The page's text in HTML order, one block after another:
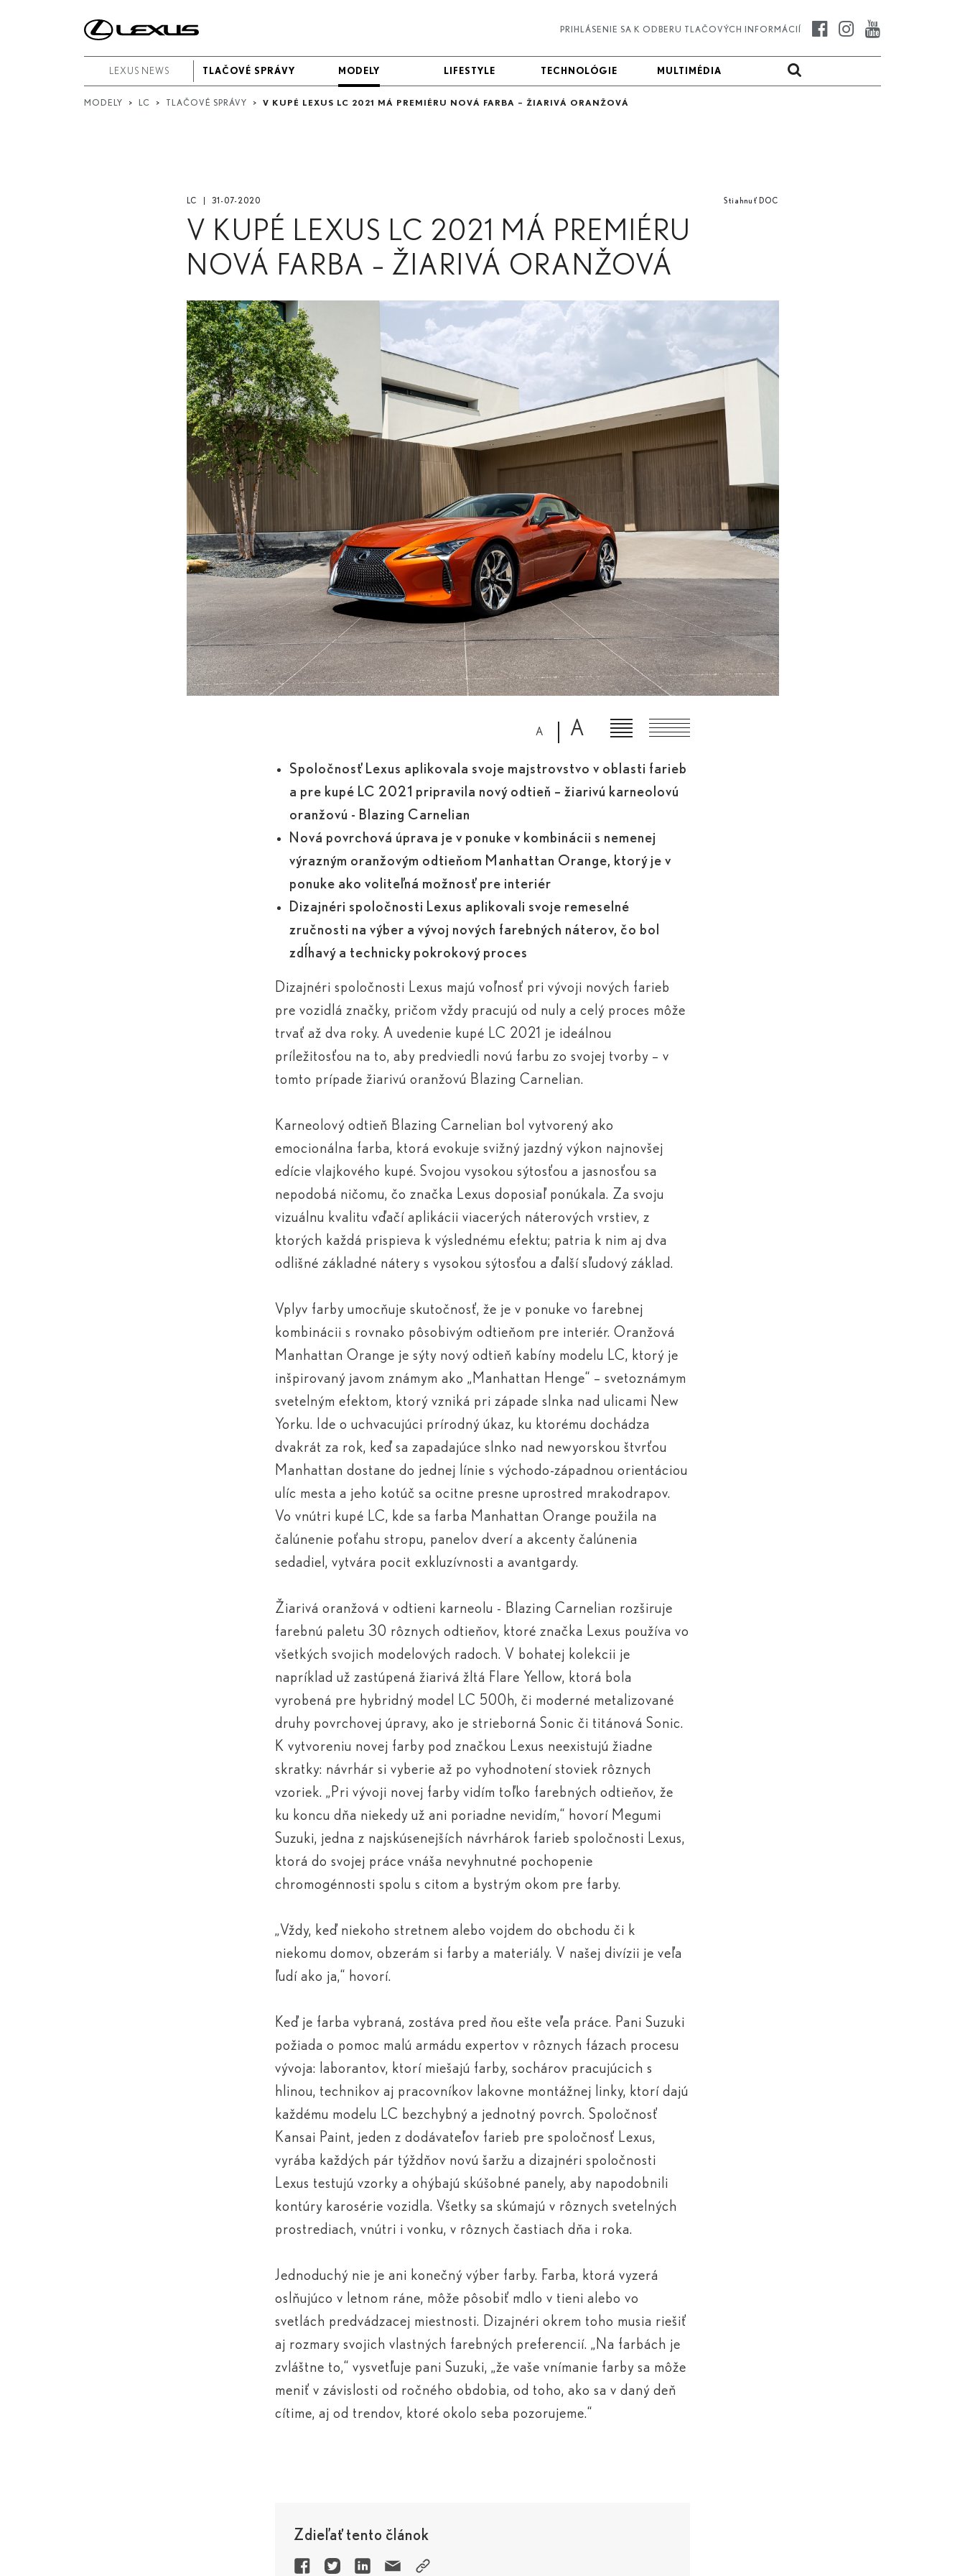
LEXUS NEWS TLAČOVÉ SPRÁVY MODELY LIFESTYLE TECHNOLÓGIE MULTIMÉDIA
PRIHLÁSENIE SA K ODBERU TLAČOVÝCH INFORMÁCIÍ
LEXUS NEWS TLAČOVÉ SPRÁVY MODELY LIFESTYLE TECHNOLÓGIE MULTIMÉDIA
MODELY > LC > TLAČOVÉ SPRÁVY > V KUPÉ LEXUS LC 2021 MÁ PREMIÉRU NOVÁ FARBA – ŽIARIVÁ ORANŽOVÁ
LC 31-07-2020 Stiahnuť DOC
V KUPÉ LEXUS LC 2021 MÁ PREMIÉRU
NOVÁ FARBA – ŽIARIVÁ ORANŽOVÁ
A A
Spoločnosť Lexus aplikovala svoje majstrovstvo v oblasti farieb
a pre kupé LC 2021 pripravila nový odtieň – žiarivú karneolovú
oranžovú - Blazing Carnelian
Nová povrchová úprava je v ponuke v kombinácii s nemenej
výrazným oranžovým odtieňom Manhattan Orange, ktorý je v
ponuke ako voliteľná možnosť pre interiér
Dizajnéri spoločnosti Lexus aplikovali svoje remeselné
zručnosti na výber a vývoj nových farebných náterov, čo bol
zdĺhavý a technicky pokrokový proces
Dizajnéri spoločnosti Lexus majú voľnosť pri vývoji nových farieb
pre vozidlá značky, pričom vždy pracujú od nuly a celý proces môže
trvať až dva roky. A uvedenie kupé LC 2021 je ideálnou
príležitosťou na to, aby predviedli novú farbu zo svojej tvorby – v
tomto prípade žiarivú oranžovú Blazing Carnelian.
Karneolový odtieň Blazing Carnelian bol vytvorený ako
emocionálna farba, ktorá evokuje svižný jazdný výkon najnovšej
edície vlajkového kupé. Svojou vysokou sýtosťou a jasnosťou sa
nepodobá ničomu, čo značka Lexus doposiaľ ponúkala. Za svoju
vizuálnu kvalitu vďačí aplikácii viacerých náterových vrstiev, z
ktorých každá prispieva k výslednému efektu; patria k nim aj dva
odlišné základné nátery s vysokou sýtosťou a ďalší sľudový základ.
Vplyv farby umocňuje skutočnosť, že je v ponuke vo farebnej
kombinácii s rovnako pôsobivým odtieňom pre interiér. Oranžová
Manhattan Orange je sýty nový odtieň kabíny modelu LC, ktorý je
inšpirovaný javom známym ako „Manhattan Henge“ – svetoznámym
svetelným efektom, ktorý vzniká pri západe slnka nad ulicami New
Yorku. Ide o uchvacujúci prírodný úkaz, ku ktorému dochádza
dvakrát za rok, keď sa zapadajúce slnko nad newyorskou štvrťou
Manhattan dostane do jednej línie s východo-západnou orientáciou
ulíc mesta a jeho kotúč sa ocitne presne uprostred mrakodrapov.
Vo vnútri kupé LC, kde sa farba Manhattan Orange použila na
čalúnenie poťahu stropu, panelov dverí a akcenty čalúnenia
sedadiel, vytvára pocit exkluzívnosti a avantgardy.
Žiarivá oranžová v odtieni karneolu - Blazing Carnelian rozširuje
farebnú paletu 30 rôznych odtieňov, ktoré značka Lexus používa vo
všetkých svojich modelových radoch. V bohatej kolekcii je
napríklad už zastúpená žiarivá žltá Flare Yellow, ktorá bola
vyrobená pre hybridný model LC 500 h, či moderné metalizované
druhy povrchovej úpravy, ako je strieborná Sonic či titánová Sonic.
K vytvoreniu novej farby pod značkou Lexus neexistujú žiadne
skratky: návrhár si vyberie až po vyhodnotení stoviek rôznych
vzoriek. „Pri vývoji novej farby vidím toľko farebných odtieňov, že
ku koncu dňa niekedy už ani poriadne nevidím,“ hovorí Megumi
Suzuki, jedna z najskúsenejších návrhárok farieb spoločnosti Lexus,
ktorá do svojej práce vnáša nevyhnutné pochopenie
chromogénnosti spolu s citom a bystrým okom pre farby.
„Vždy, keď niekoho stretnem alebo vojdem do obchodu či k
niekomu domov, obzerám si farby a materiály. V našej divízii je veľa
ľudí ako ja,“ hovorí.
Keď je farba vybraná, zostáva pred ňou ešte veľa práce. Pani Suzuki
požiada o pomoc malú armádu expertov v rôznych fázach procesu
vývoja: laborantov, ktorí miešajú farby, sochárov pracujúcich s
hlinou, technikov aj pracovníkov lakovne montážnej linky, ktorí dajú
každému modelu LC bezchybný a jednotný povrch. Spoločnosť
Kansai Paint, jeden z dodávateľov farieb pre spoločnosť Lexus,
vyrába každých pár týždňov novú šaržu a dizajnéri spoločnosti
Lexus testujú vzorky a ohýbajú skúšobné panely, aby napodobnili
kontúry karosérie vozidla. Všetky sa skúmajú v rôznych svetelných
prostrediach, vnútri i vonku, v rôznych častiach dňa i roka.
Jednoduchý nie je ani konečný výber farby. Farba, ktorá vyzerá
oslňujúco v letnom ráne, môže pôsobiť mdlo v tieni alebo vo
svetlách predvádzacej miestnosti. Dizajnéri okrem toho musia riešiť
aj rozmary svojich vlastných farebných preferencií. „Na farbách je
zvláštne to,“ vysvetľuje pani Suzuki, „že vaše vnímanie farby sa môže
meniť v závislosti od ročného obdobia, od toho, ako sa v daný deň
cítime, aj od trendov, ktoré okolo seba pozorujeme.“
Zdieľať tento článok